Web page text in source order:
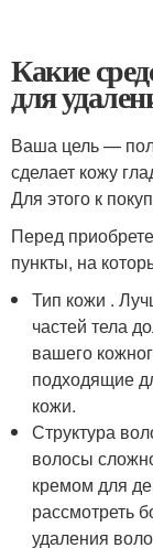
Какие
для
Ваша цель —
сделает кожу
Для этого к
Перед
пункты, на
Тип кожи .
частей тела
вашего
подходящие
кожи.
Структура
волосы
кремом для
рассмотреть
удаления